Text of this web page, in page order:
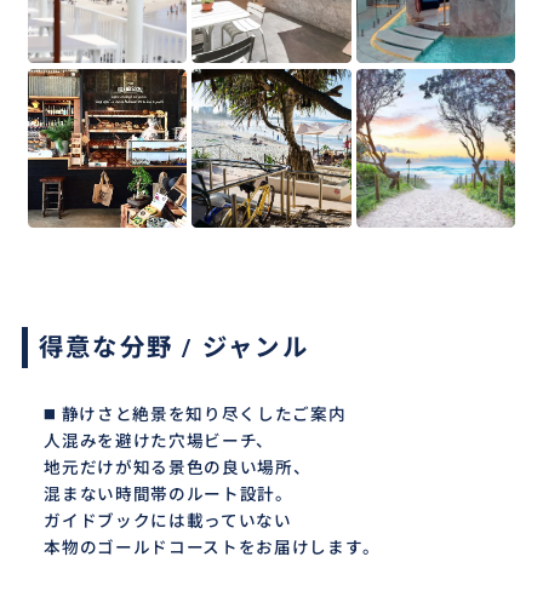
得意な分野 / ジャンル
◼️ 静けさと絶景を知り尽くしたご案内
人混みを避けた穴場ビーチ、
地元だけが知る景色の良い場所、
混まない時間帯のルート設計。
ガイドブックには載っていない
本物のゴールドコーストをお届けします。